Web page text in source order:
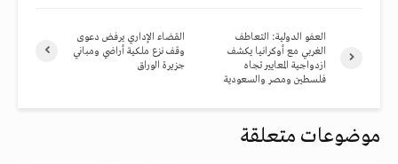
القضاء الإداري يرفض دعوى
وقف نزع ملكية أراضي ومباني
جزيرة الوراق
العفو الدولية: التعاطف
الغربي مع أوكرانيا يكشف
ازدواجية المعايير تجاه
فلسطين ومصر والسعودية
موضوعات متعلقة